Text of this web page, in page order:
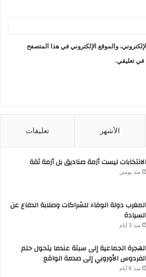
والموقع الإلكتروني في هذا المتصفح
في تعليقي.
الأشهر تعليقات
الانتخابات ليست أزمة صناديق بل أزمة ثقة
منذ يومين
المغرب دولة الوفاء للشراكات وصلابة الدفاع عن
السيادة
منذ 3 أيام
الهجرة الجماعية إلى سبتة عندما يتحول حلم
الفردوس الأوروبي إلى صدمة الواقع
منذ 6 أيام